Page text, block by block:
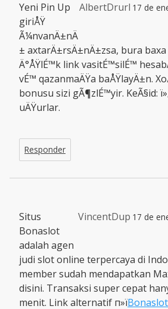
AlbertDrurl 17 de
Yeni Pin Up
giriÅŸ
Ã¼nvanÄ±nÄ
± axtarÄ±rsÄ±nÄ±zsa, bura
Ä°ÅŸlÉ™k link vasitÉ™silÉ™
vÉ™ qazanmaÄŸa baÅŸlayÄ±n.
bonusu sizi gÃ¶zlÉ™yir. KeÃ§id:
uÄŸurlar.
Responder
VincentDup 17 de
Situs
Bonaslot
adalah agen
judi slot online terpercaya di
member sudah mendapatkan
disini. Transaksi super cepat
menit. Link alternatif п»ї